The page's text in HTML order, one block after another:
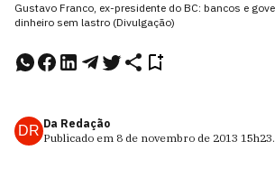
Gustavo Franco, ex-presidente do BC: bancos e
dinheiro sem lastro (Divulgação)
DR Da Redação
Publicado em 8 de novembro de 2013 15h23.